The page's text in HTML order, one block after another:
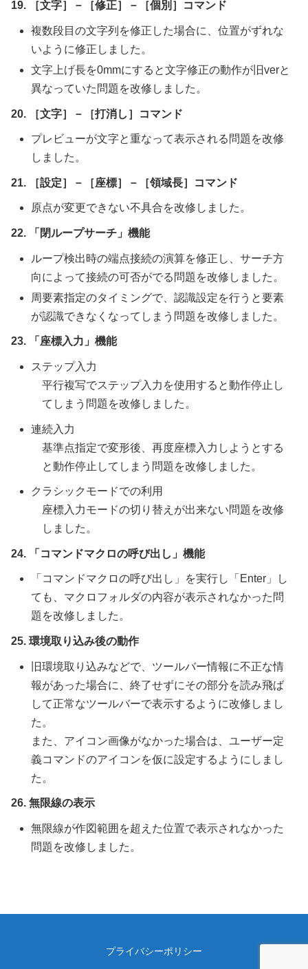
19. ［文字］－［修正］－［個別］コマンド
複数段目の文字列を修正した場合に、位置がずれな
いように修正しました。
文字上げ長を0mmにすると文字修正の動作が旧verと
異なっていた問題を改修しました。
20. ［文字］－［打消し］コマンド
プレビューが文字と重なって表示される問題を改修
しました。
21. ［設定］－［座標］－［領域長］コマンド
原点が変更できない不具合を改修しました。
22. 「閉ループサーチ」機能
ループ検出時の端点接続の演算を修正し、サーチ方
向によって接続の可否がでる問題を改修しました。
周要素指定のタイミングで、認識設定を行うと要素
が認識できなくなってしまう問題を改修しました。
23. 「座標入力」機能
ステップ入力
平行複写でステップ入力を使用すると動作停止し
てしまう問題を改修しました。
連続入力
基準点指定で変形後、再度座標入力しようとする
と動作停止してしまう問題を改修しました。
クラシックモードでの利用
座標入力モードの切り替えが出来ない問題を改修
しました。
24. 「コマンドマクロの呼び出し」機能
「コマンドマクロの呼び出し」を実行し「Enter」し
ても、マクロフォルダの内容が表示されなかった問
題を改修しました。
25. 環境取り込み後の動作
旧環境取り込みなどで、ツールバー情報に不正な情
報があった場合に、終了せずにその部分を読み飛ば
して正常なツールバーで表示するように改修しまし
た。
また、アイコン画像がなかった場合は、ユーザー定
義コマンドのアイコンを仮に設定するようにしまし
た。
26. 無限線の表示
無限線が作図範囲を超えた位置で表示されなかった
問題を改修しました。
プライバシーポリシー